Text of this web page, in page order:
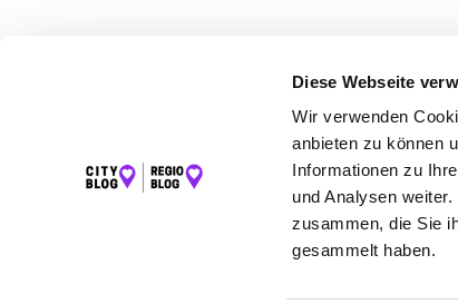
Diese Webseite
Wir verwenden
anbieten zu können
Informationen zu
und Analysen
zusammen, die Sie
gesammelt haben.